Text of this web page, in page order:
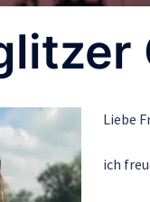
Liebe
ich